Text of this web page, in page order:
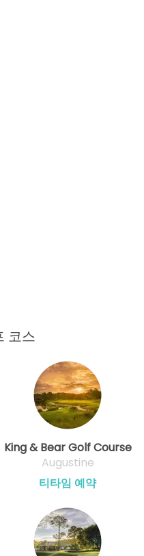
코스
King & Bear Golf Course
Augustine
티타임 예약